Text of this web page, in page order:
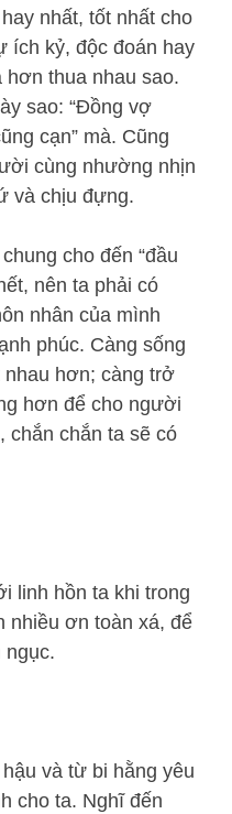
nhất, tốt nhất cho
ích kỷ, độc đoán hay
thua nhau sao.
sao: “Đồng vợ
cạn” mà. Cũng
cùng nhường nhịn
và chịu đựng.
cho đến “đầu
nên ta phải có
nhân của mình
phúc. Càng sống
hơn; càng trở
hơn để cho người
chắn chắn ta sẽ có
linh hồn ta khi trong
nhiều ơn toàn xá, để
ngục.
và từ bi hằng yêu
cho ta. Nghĩ đến